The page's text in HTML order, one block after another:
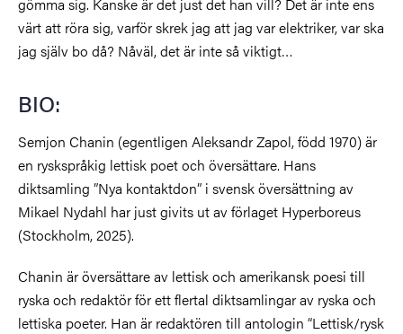
värt att röra sig, varför skrek jag att jag var elektriker, var ska
jag själv bo då? Nåväl, det är inte så viktigt…
BIO:
Semjon Chanin (egentligen Aleksandr Zapol, född 1970) är
en ryskspråkig lettisk poet och översättare. Hans
diktsamling ”Nya kontaktdon” i svensk översättning av
Mikael Nydahl har just givits ut av förlaget Hyperboreus
(Stockholm, 2025).
Chanin är översättare av lettisk och amerikansk poesi till
ryska och redaktör för ett flertal diktsamlingar av ryska och
lettiska poeter. Han är redaktören till antologin “Lettisk/rysk